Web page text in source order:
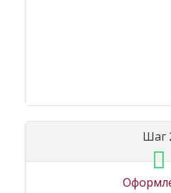
Шаг